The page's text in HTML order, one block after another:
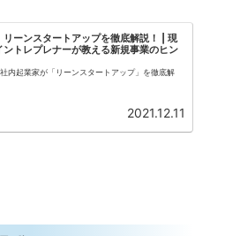
リーンスタートアップを徹底解説！ | 現
ントレプレナーが教える新規事業のヒン
内起業家が「リーンスタートアップ」を徹底解
2021.12.11